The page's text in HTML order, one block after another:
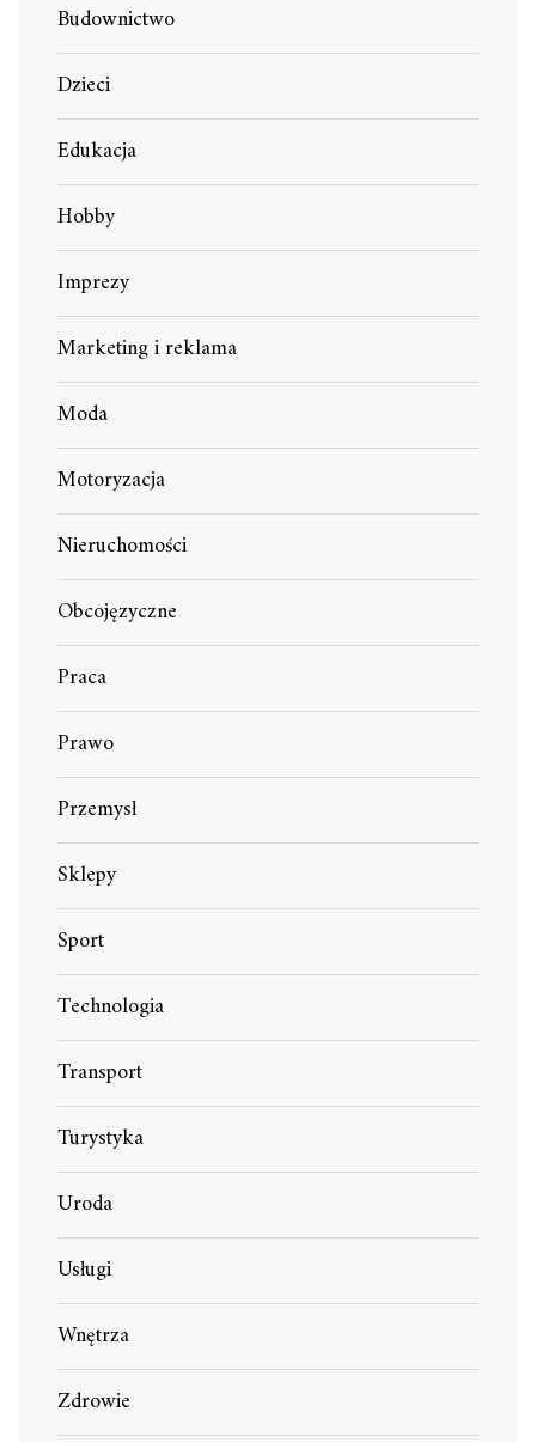
Budownictwo
Dzieci
Edukacja
Hobby
Imprezy
Marketing i reklama
Moda
Motoryzacja
Nieruchomości
Obcojęzyczne
Praca
Prawo
Przemysł
Sklepy
Sport
Technologia
Transport
Turystyka
Uroda
Usługi
Wnętrza
Zdrowie